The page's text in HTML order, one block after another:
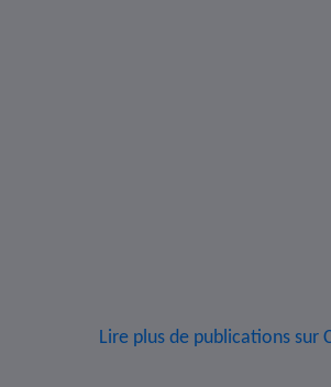
Lire plus de publications sur